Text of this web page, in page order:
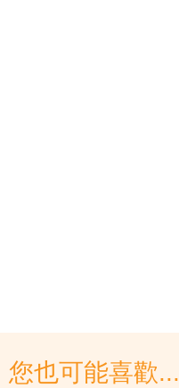
您也可能喜歡...